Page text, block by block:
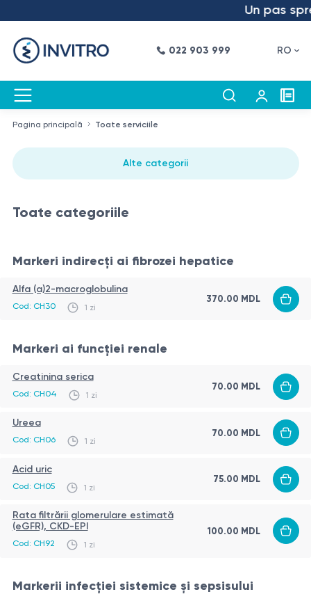
Un pas
022 903 999 RO
Pagina principală Toate serviciile
Alte categorii
Toate categoriile
Markeri indirecți ai fibrozei hepatice
Alfa (a)2-macroglobulina
Cod: CH30 1 zi
370.00 MDL
Markeri ai funcției renale
Creatinina serica
Cod: CH04 1 zi
70.00 MDL
Ureea
Cod: CH06 1 zi
70.00 MDL
Acid uric
Cod: CH05 1 zi
75.00 MDL
Rata filtrării glomerulare estimată
(eGFR), CKD-EPI
Cod: CH92 1 zi
100.00 MDL
Markerii infecției sistemice și sepsisului